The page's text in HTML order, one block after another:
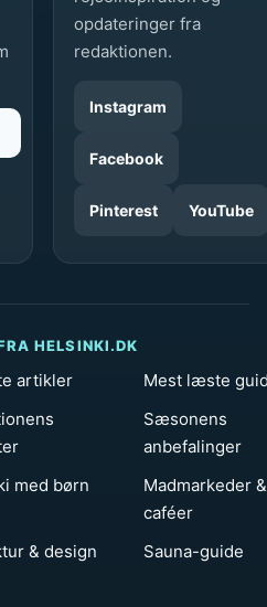
opdateringer fra
redaktionen.
Instagram
Facebook
Pinterest YouTube
HELSINKI.DK
artikler
Mest læste
Sæsonens
anbefalinger
med børn
Madmarkeder &
caféer
& design
Sauna-guide